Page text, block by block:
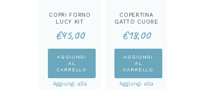
COPRI FORNO
LUCY KIT
€45,00
AGGIUNGI
AL
CARRELLO
Aggiungi alla
COPERTINA
GATTO CUORE
€18,00
AGGIUNGI
AL
CARRELLO
Aggiungi alla